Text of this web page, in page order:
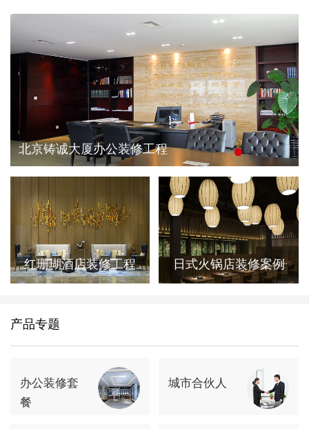
北京铸诚大厦办公装修工程
红珊瑚酒店装修工程 日式火锅店装修案例
产品专题
办公装修套
餐
城市合伙人